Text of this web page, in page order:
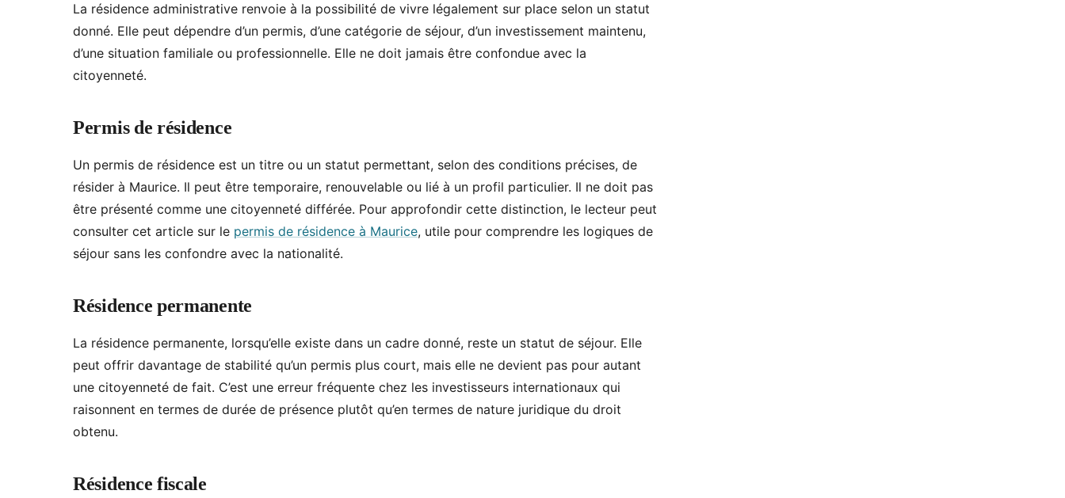
La résidence administrative renvoie à la possibilité de vivre légalement sur place selon un statut
donné. Elle peut dépendre d’un permis, d’une catégorie de séjour, d’un investissement maintenu,
d’une situation familiale ou professionnelle. Elle ne doit jamais être confondue avec la
citoyenneté.
Permis de résidence
Un permis de résidence est un titre ou un statut permettant, selon des conditions précises, de
résider à Maurice. Il peut être temporaire, renouvelable ou lié à un profil particulier. Il ne doit pas
être présenté comme une citoyenneté différée. Pour approfondir cette distinction, le lecteur peut
consulter cet article sur le permis de résidence à Maurice, utile pour comprendre les logiques de
séjour sans les confondre avec la nationalité.
Résidence permanente
La résidence permanente, lorsqu’elle existe dans un cadre donné, reste un statut de séjour. Elle
peut offrir davantage de stabilité qu’un permis plus court, mais elle ne devient pas pour autant
une citoyenneté de fait. C’est une erreur fréquente chez les investisseurs internationaux qui
raisonnent en termes de durée de présence plutôt qu’en termes de nature juridique du droit
obtenu.
Résidence fiscale